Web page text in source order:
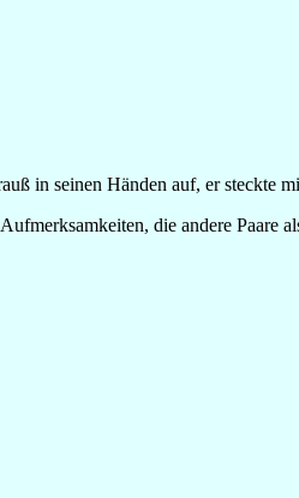
in seinen Händen auf, er steckte
die andere Paare